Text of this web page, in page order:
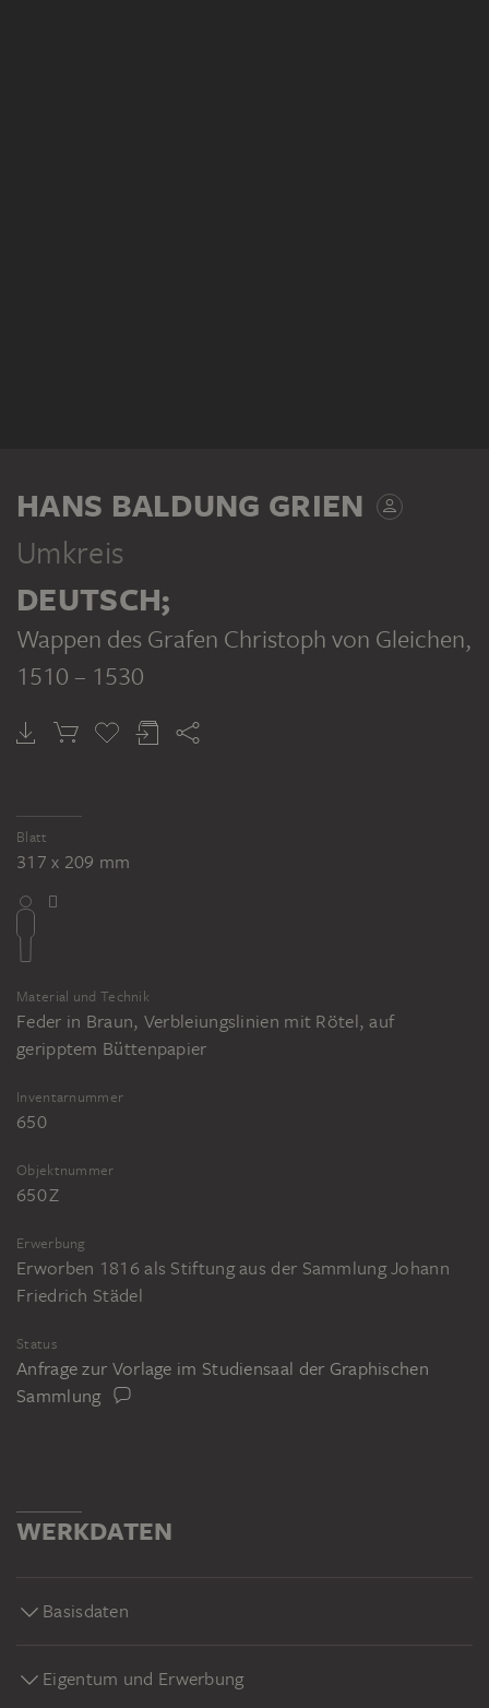
HANS BALDUNG GRIEN
Umkreis
DEUTSCH;
Wappen des Grafen Christoph von Gleichen,
1510 – 1530
Blatt
317 x 209 mm
Material und Technik
Feder in Braun, Verbleiungslinien mit Rötel, auf
geripptem Büttenpapier
Inventarnummer
650
Objektnummer
650 Z
Erwerbung
Erworben 1816 als Stiftung aus der Sammlung Johann
Friedrich Städel
Status
Anfrage zur Vorlage im Studiensaal der Graphischen
Sammlung
WERKDATEN
Basisdaten
Eigentum und Erwerbung